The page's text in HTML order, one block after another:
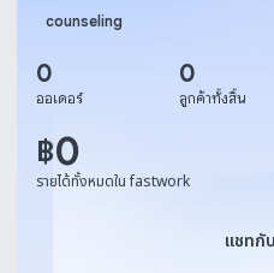
counseling
0
ออเดอร์
0
ลูกค้าทั้งสิ้น
฿0
รายได้ทั้งหมดใน fastwork
แชทกับ FouR4
แชทกั